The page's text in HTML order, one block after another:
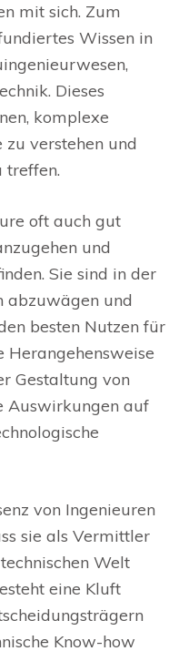
mit sich. Zum
Wissen in
Dieses
komplexe
zu verstehen und
treffen.
oft auch gut
und
Sie sind in der
abzuwägen und
besten Nutzen für
Herangehensweise
Gestaltung von
Auswirkungen auf
von Ingenieuren
sie als Vermittler
Welt
eine Kluft
Know-how